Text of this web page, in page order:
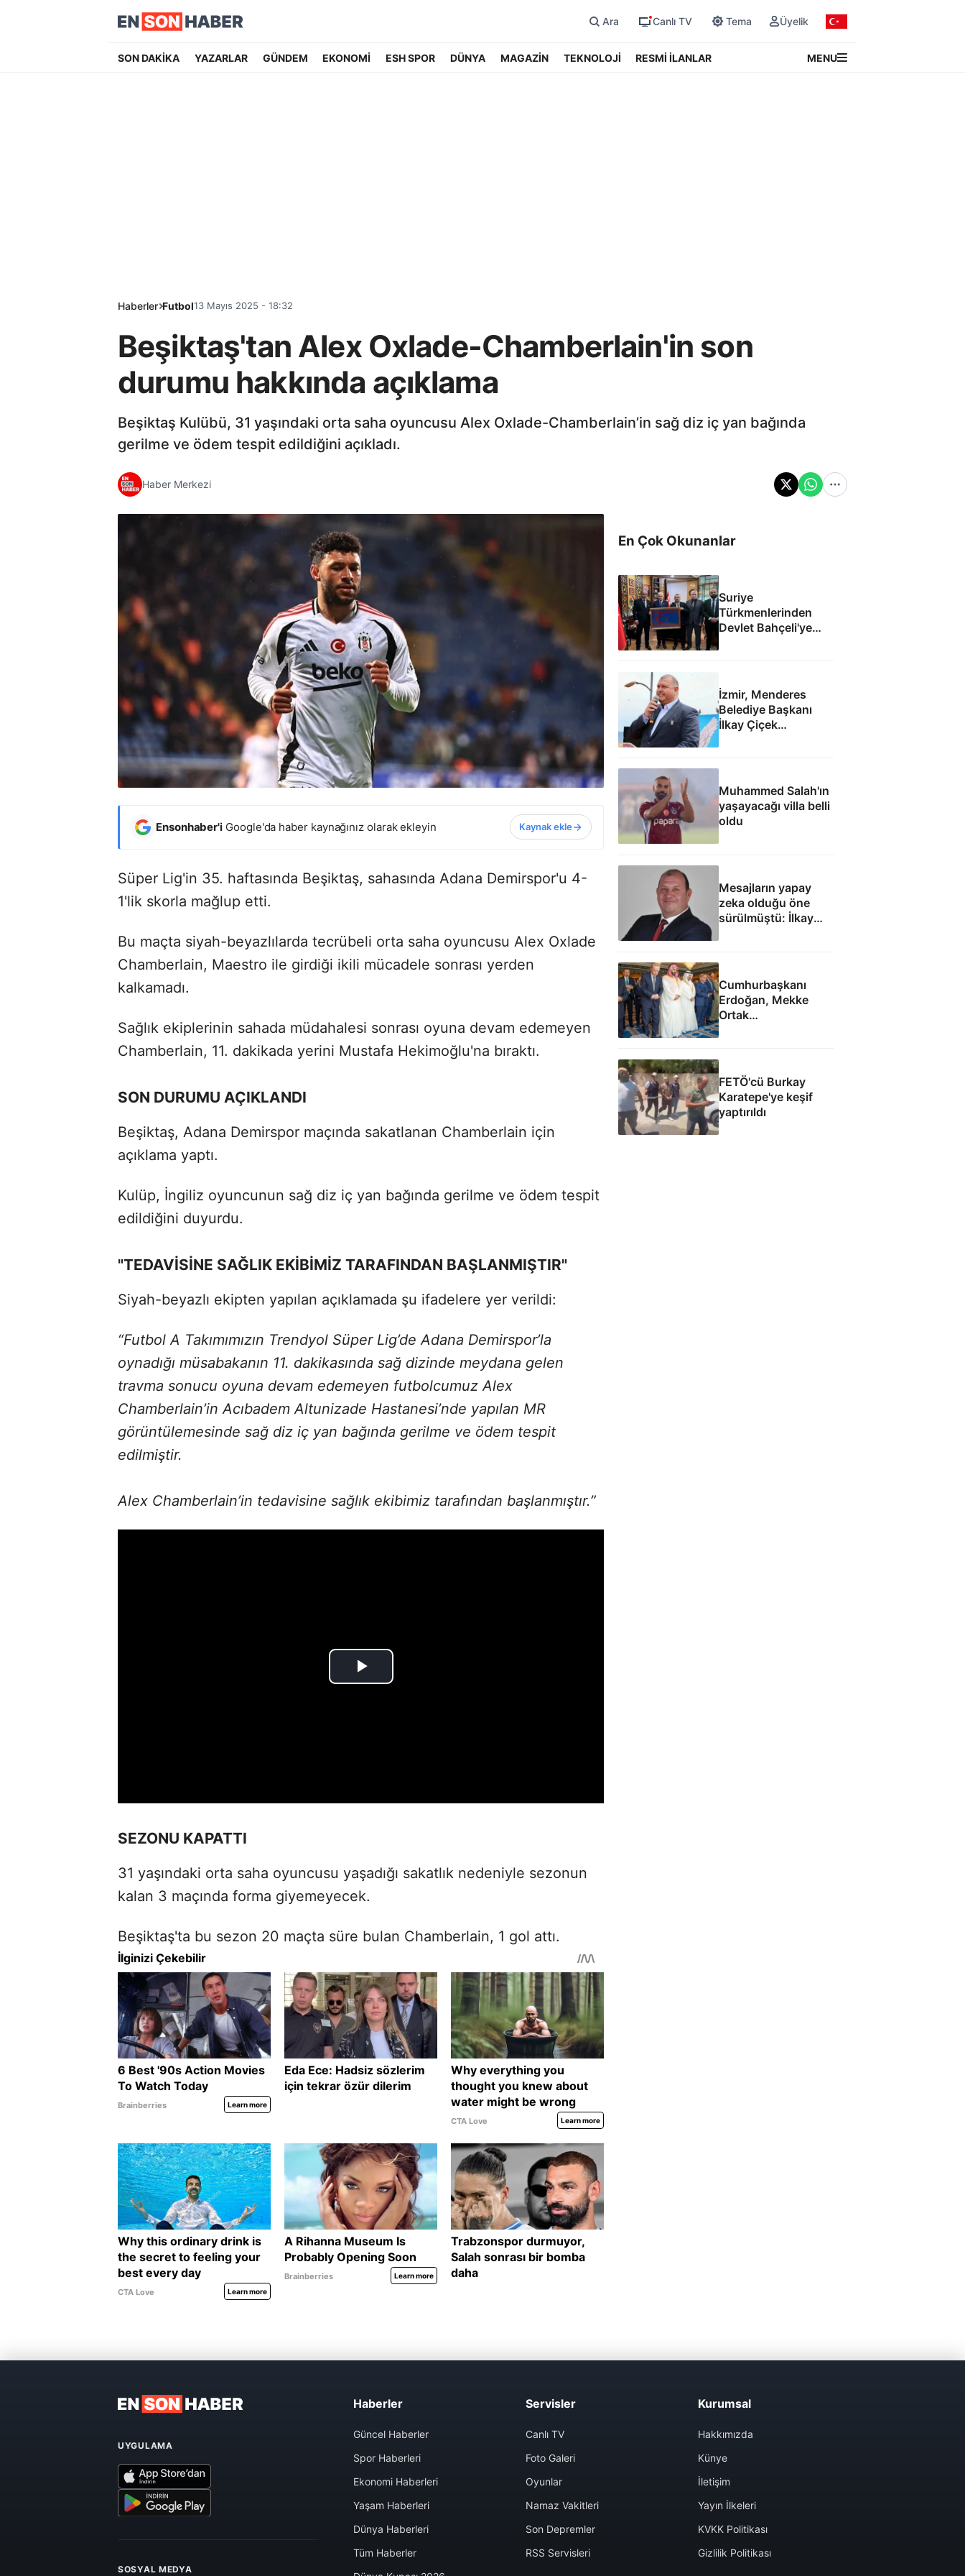
Ara Canlı TV Tema Üyelik
SON DAKİKA YAZARLAR GÜNDEM EKONOMİ ESH SPOR DÜNYA MAGAZİN TEKNOLOJİ RESMİ İLANLAR MENU
Haberler Futbol13 Mayıs 2025 - 18:32
Beşiktaş'tan Alex Oxlade-Chamberlain'in son
durumu hakkında açıklama
Beşiktaş Kulübü, 31 yaşındaki orta saha oyuncusu Alex Oxlade-Chamberlain’in sağ diz iç yan bağında
gerilme ve ödem tespit edildiğini açıkladı.
Haber Merkezi
Ensonhaber'i Google'da haber kaynağınız olarak ekleyin Kaynak ekle
Süper Lig'in 35. haftasında Beşiktaş, sahasında Adana Demirspor'u 4-
1'lik skorla mağlup etti.
Bu maçta siyah-beyazlılarda tecrübeli orta saha oyuncusu Alex Oxlade
Chamberlain, Maestro ile girdiği ikili mücadele sonrası yerden
kalkamadı.
Sağlık ekiplerinin sahada müdahalesi sonrası oyuna devam edemeyen
Chamberlain, 11. dakikada yerini Mustafa Hekimoğlu'na bıraktı.
SON DURUMU AÇIKLANDI
Beşiktaş, Adana Demirspor maçında sakatlanan Chamberlain için
açıklama yaptı.
Kulüp, İngiliz oyuncunun sağ diz iç yan bağında gerilme ve ödem tespit
edildiğini duyurdu.
"TEDAVİSİNE SAĞLIK EKİBİMİZ TARAFINDAN BAŞLANMIŞTIR"
Siyah-beyazlı ekipten yapılan açıklamada şu ifadelere yer verildi:
“Futbol A Takımımızın Trendyol Süper Lig’de Adana Demirspor’la
oynadığı müsabakanın 11. dakikasında sağ dizinde meydana gelen
travma sonucu oyuna devam edemeyen futbolcumuz Alex
Chamberlain’in Acıbadem Altunizade Hastanesi’nde yapılan MR
görüntülemesinde sağ diz iç yan bağında gerilme ve ödem tespit
edilmiştir.
Alex Chamberlain’in tedavisine sağlık ekibimiz tarafından başlanmıştır.”
SEZONU KAPATTI
31 yaşındaki orta saha oyuncusu yaşadığı sakatlık nedeniyle sezonun
kalan 3 maçında forma giyemeyecek.
Beşiktaş'ta bu sezon 20 maçta süre bulan Chamberlain, 1 gol attı.
En Çok Okunanlar
Suriye
Türkmenlerinden
Devlet Bahçeli'ye
İzmir, Menderes
Belediye Başkanı
İlkay Çiçek
Muhammed Salah'ın
yaşayacağı villa belli
oldu
Mesajların yapay
zeka olduğu öne
sürülmüştü: İlkay
Cumhurbaşkanı
Erdoğan, Mekke
Ortak
Anlaşması'ndan
kıldı
FETÖ'cü Burkay
Karatepe'ye keşif
yaptırıldı
UYGULAMA
SOSYAL MEDYA
Haberler
Güncel Haberler
Spor Haberleri
Ekonomi Haberleri
Yaşam Haberleri
Dünya Haberleri
Tüm Haberler
Servisler
Canlı TV
Foto Galeri
Oyunlar
Namaz Vakitleri
Son Depremler
RSS Servisleri
Kurumsal
Hakkımızda
Künye
İletişim
Yayın İlkeleri
KVKK Politikası
Gizlilik Politikası